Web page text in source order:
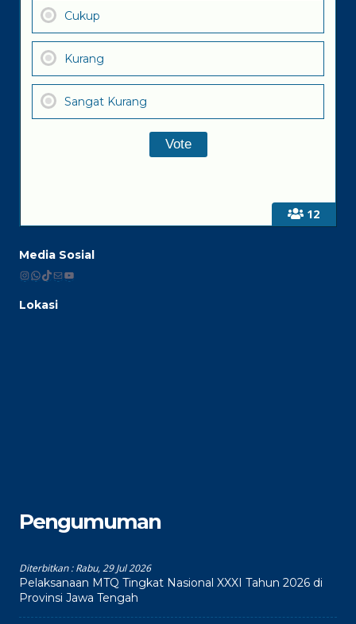
12
Cukup
Kurang
Sangat Kurang
Media Sosial
Instagram
WhatsApp
TikTok
MailYouTube
Lokasi
Pengumuman
Diterbitkan :Rabu, 29 Jul 2026
Pelaksanaan MTQ Tingkat Nasional XXXI Tahun 2026 di
Provinsi Jawa Tengah